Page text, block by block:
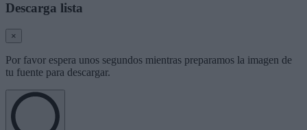
Descarga lista
×
Por favor espera unos segundos mientras preparamos la imagen de
tu fuente para descargar.